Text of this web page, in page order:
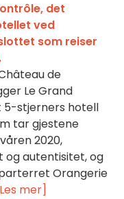
det
ved
som reiser
de
Le Grand
5-stjerners hotell
tar gjestene
2020,
og autentisitet, og
Orangerie
mer]